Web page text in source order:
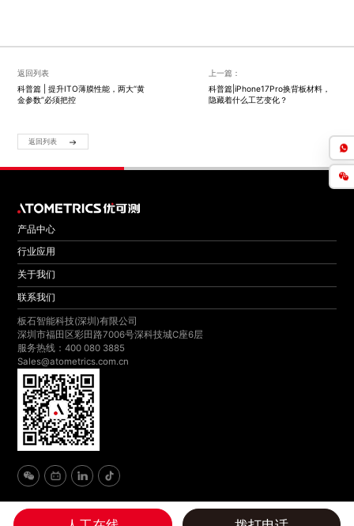
返回列表
科普篇 | 提升ITO薄膜性能，两大“黄
金参数”必须把控
上一篇：
科普篇|iPhone17Pro换背板材料，
隐藏着什么工艺变化？
返回列表
产品中心
行业应用
关于我们
联系我们
板石智能科技(深圳)有限公司
深圳市福田区彩田路7006号深科技城C座6层
服务热线：400 080 3885
Sales@atometrics.com.cn
Copyright © 2024 Atometrics 优可测 All rights reserved 粤ICP备2023123456号 by: niegoweb